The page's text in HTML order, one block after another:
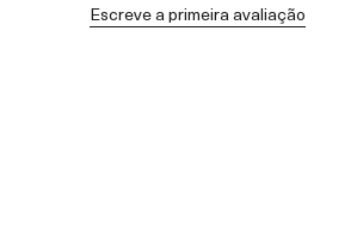
Escreve a primeira avaliação